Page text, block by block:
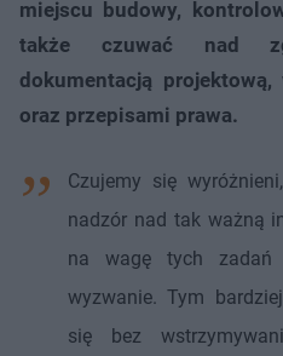
miejscu budowy,
także czuwać nad
dokumentacją
oraz przepisami prawa.
Czujemy się
nadzór nad tak ważną
na wagę tych
wyzwanie. Tym
się bez